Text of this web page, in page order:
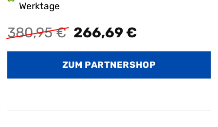
380,95€ Ursprünglicher
war:
380,95 €
266,69 €Aktueller
ist:
266,69 €.
Werktage
ZUM PARTNERSHOP